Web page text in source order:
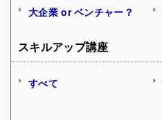
大企業 or ベンチャー？
スキルアップ講座
すべて